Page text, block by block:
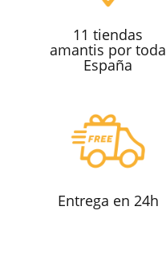
11 tiendas
amantis por toda
España
Entrega en 24h